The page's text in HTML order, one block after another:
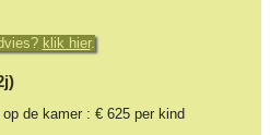
klik hier.
de kamer : € 625 per kind